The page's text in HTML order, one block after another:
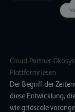
Cloud-Partner-
Plattformriesen
Der Begriff der
diese Entwicklung,
wie gridscale